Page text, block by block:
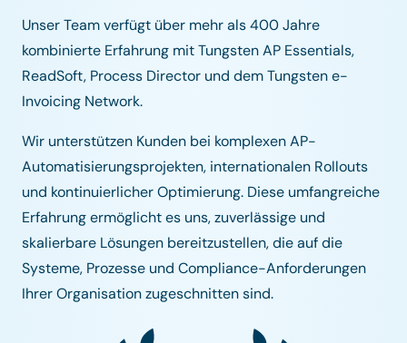
Unser Team verfügt über mehr als 400 Jahre
kombinierte Erfahrung mit Tungsten AP Essentials,
ReadSoft, Process Director und dem Tungsten e-
Invoicing Network.
Wir unterstützen Kunden bei komplexen AP-
Automatisierungsprojekten, internationalen Rollouts
und kontinuierlicher Optimierung. Diese umfangreiche
Erfahrung ermöglicht es uns, zuverlässige und
skalierbare Lösungen bereitzustellen, die auf die
Systeme, Prozesse und Compliance-Anforderungen
Ihrer Organisation zugeschnitten sind.